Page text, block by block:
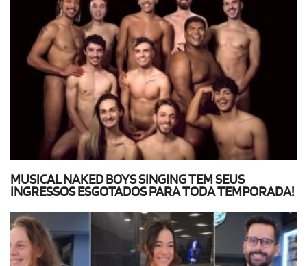
MUSICAL NAKED BOYS SINGING TEM SEUS
INGRESSOS ESGOTADOS PARA TODA TEMPORADA!